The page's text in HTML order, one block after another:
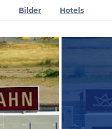
Bilder Hotels